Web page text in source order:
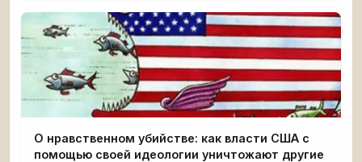
О нравственном убийстве: как власти США с
помощью своей идеологии уничтожают другие